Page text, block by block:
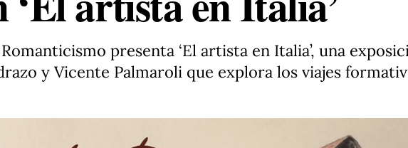
presenta ‘El artista en Italia’, una
y Vicente Palmaroli que explora los viajes